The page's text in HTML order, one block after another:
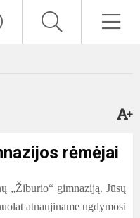
rėmėjai
„Žiburio“ gimnaziją. Jūsų
atnaujiname ugdymosi